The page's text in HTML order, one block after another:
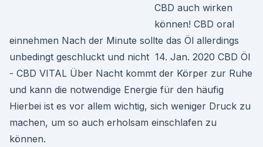
CBD auch wirken
können! CBD oral
einnehmen Nach der Minute sollte das Öl allerdings
unbedingt geschluckt und nicht 14. Jan. 2020 CBD Öl
- CBD VITAL Über Nacht kommt der Körper zur Ruhe
und kann die notwendige Energie für den häufig
Hierbei ist es vor allem wichtig, sich weniger Druck zu
machen, um so auch erholsam einschlafen zu
können.